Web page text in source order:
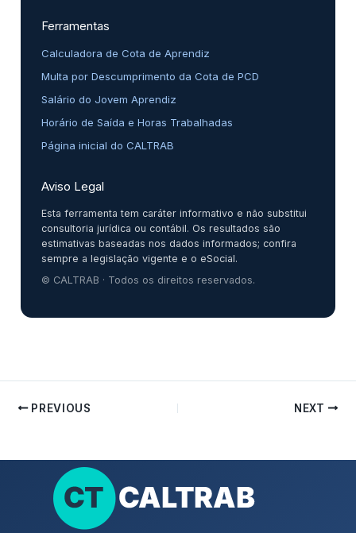
Ferramentas
Calculadora de Cota de Aprendiz
Multa por Descumprimento da Cota de PCD
Salário do Jovem Aprendiz
Horário de Saída e Horas Trabalhadas
Página inicial do CALTRAB
Aviso Legal
Esta ferramenta tem caráter informativo e não substitui
consultoria jurídica ou contábil. Os resultados são
estimativas baseadas nos dados informados; confira
sempre a legislação vigente e o eSocial.
© CALTRAB · Todos os direitos reservados.
PREVIOUS NEXT